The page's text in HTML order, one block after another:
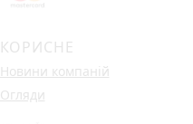
КОРИСНЕ
Новини компаній
Огляди